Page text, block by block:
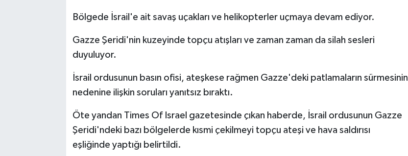
Bölgede İsrail'e ait savaş uçakları ve helikopterler uçmaya devam ediyor.
Gazze Şeridi'nin kuzeyinde topçu atışları ve zaman zaman da silah sesleri
duyuluyor.
İsrail ordusunun basın ofisi, ateşkese rağmen Gazze'deki patlamaların sürmesinin
nedenine ilişkin soruları yanıtsız bıraktı.
Öte yandan Times Of Israel gazetesinde çıkan haberde, İsrail ordusunun Gazze
Şeridi'ndeki bazı bölgelerde kısmi çekilmeyi topçu ateşi ve hava saldırısı
eşliğinde yaptığı belirtildi.